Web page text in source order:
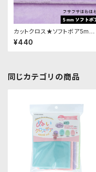
カットクロス★ソフトボア5mm
(ラベンダー)LB012 ボア生地 5
0cm × 45cm
¥440
同じカテゴリの商品